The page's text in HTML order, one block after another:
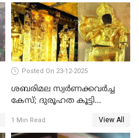
Posted On 23-12-2025
ശബരിമല സ്വര്‍ണക്കവര്‍ച്ച
കേസ്; ദുരൂഹത കൂട്ടി
1 Min Read View All